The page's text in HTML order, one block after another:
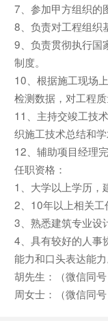
7、参加甲方组织的
8、负责对工程组织
9、负责贯彻执行国
制度。
10、根据施工现场
检测数据，对工程
11、主持交竣工技
织施工技术总结和
12、辅助项目经理
任职资格：
1、大学以上学历，
2、10年以上相关工
3、熟悉建筑专业设
4、具有较好的人事
能力和口头表达能力
胡先生：（微信同
周女士：（微信同